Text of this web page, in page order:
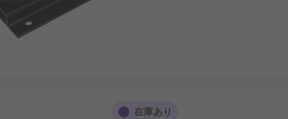
在庫あり